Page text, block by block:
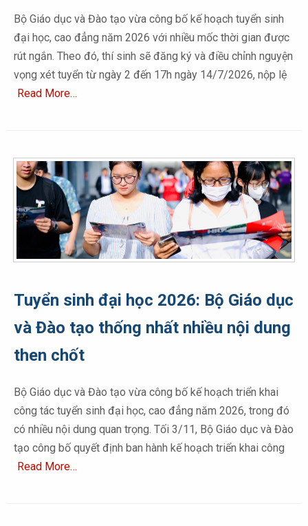
Bộ Giáo dục và Đào tạo vừa công bố kế hoạch tuyển sinh
đại học, cao đẳng năm 2026 với nhiều mốc thời gian được
rút ngắn. Theo đó, thí sinh sẽ đăng ký và điều chỉnh nguyện
vọng xét tuyển từ ngày 2 đến 17h ngày 14/7/2026, nộp lệ
Read More…
Tuyển sinh đại học 2026: Bộ Giáo dục
và Đào tạo thống nhất nhiều nội dung
then chốt
Bộ Giáo dục và Đào tạo vừa công bố kế hoạch triển khai
công tác tuyển sinh đại học, cao đẳng năm 2026, trong đó
có nhiều nội dung quan trọng. Tối 3/11, Bộ Giáo dục và Đào
tạo công bố quyết định ban hành kế hoạch triển khai công
Read More…